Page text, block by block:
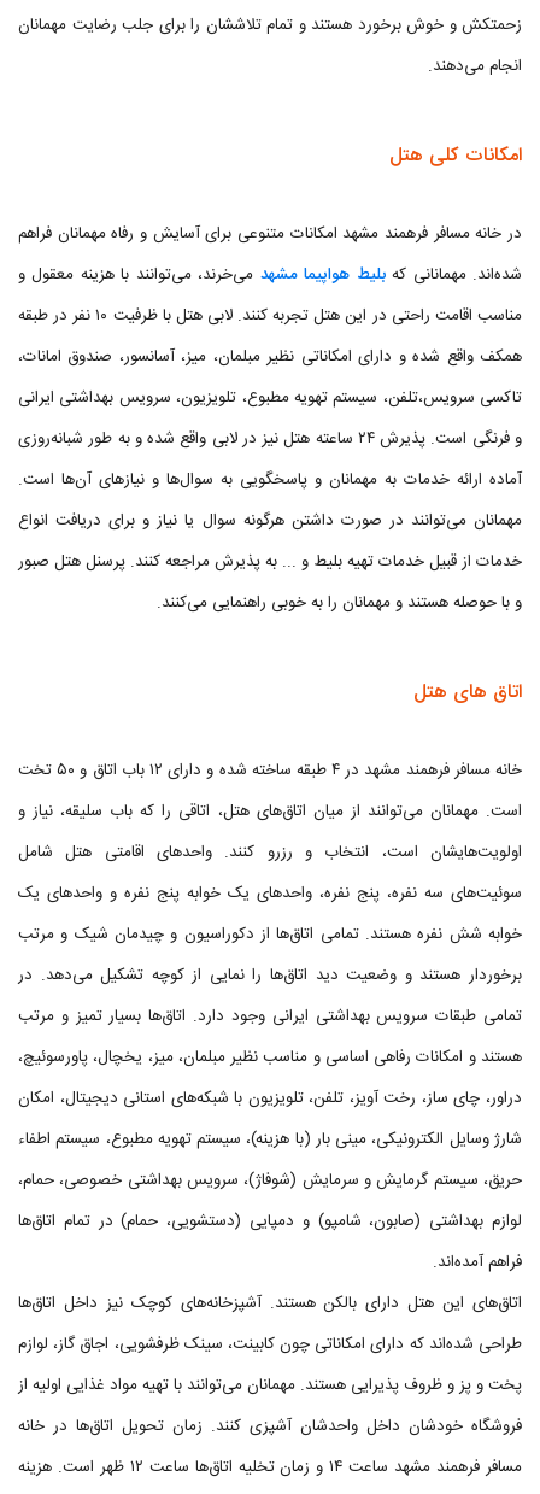
زحمتکش و خوش برخورد هستند و تمام تلاششان را برای جلب رضایت مهمانان
انجام می‌دهند.
امکانات کلی هتل
در خانه مسافر فرهمند مشهد امکانات متنوعی برای آسایش و رفاه مهمانان فراهم
شده‌اند. مهمانانی کهبلیط هواپیما مشهد می‌خرند، می‌توانند با هزینه معقول و
مناسب اقامت راحتی در این هتل تجربه کنند. لابی هتل با ظرفیت ۱۰ نفر در طبقه
همکف واقع شده و دارای امکاناتی نظیر مبلمان، میز، آسانسور، صندوق امانات،
تاکسی سرویس،تلفن، سیستم تهویه مطبوع، تلویزیون، سرویس بهداشتی ایرانی
و فرنگی است. پذیرش ۲۴ ساعته هتل نیز در لابی واقع شده و به طور شبانه‌روزی
آماده ارائه خدمات به مهمانان و پاسخگویی به سوال‌ها و نیازهای آن‌ها است.
مهمانان می‌توانند در صورت داشتن هرگونه سوال یا نیاز و برای دریافت انواع
خدمات از قبیل خدمات تهیه بلیط و ... به پذیرش مراجعه کنند. پرسنل هتل صبور
و با حوصله هستند و مهمانان را به خوبی راهنمایی می‌کنند.
اتاق های هتل
خانه مسافر فرهمند مشهد در ۴ طبقه ساخته شده و دارای ۱۲ باب اتاق و ۵۰ تخت
است. مهمانان می‌توانند از میان اتاق‌های هتل، اتاقی را که باب سلیقه، نیاز و
اولویت‌هایشان است، انتخاب و رزرو کنند. واحدهای اقامتی هتل شامل
سوئیت‌های سه نفره، پنج نفره، واحدهای یک خوابه پنج نفره و واحدهای یک
خوابه شش نفره هستند. تمامی اتاق‌ها از دکوراسیون و چیدمان شیک و مرتب
برخوردار هستند و وضعیت دید اتاق‌ها را نمایی از کوچه تشکیل می‌دهد. در
تمامی طبقات سرویس بهداشتی ایرانی وجود دارد. اتاق‌ها بسیار تمیز و مرتب
هستند و امکانات رفاهی اساسی و مناسب نظیر مبلمان، میز، یخچال، پاورسوئیچ،
دراور، چای ساز، رخت آویز، تلفن، تلویزیون با شبکه‌های استانی دیجیتال، امکان
شارژ وسایل الکترونیکی، مینی بار (با هزینه)، سیستم تهویه مطبوع، سیستم اطفاء
حریق، سیستم گرمایش و سرمایش (شوفاژ)، سرویس بهداشتی خصوصی، حمام،
لوازم بهداشتی (صابون، شامپو) و دمپایی (دستشویی، حمام) در تمام اتاق‌ها
فراهم آمده‌اند.
اتاق‌های این هتل دارای بالکن هستند. آشپزخانه‌های کوچک نیز داخل اتاق‌ها
طراحی شده‌اند که دارای امکاناتی چون کابینت، سینک ظرفشویی، اجاق گاز، لوازم
پخت و پز و ظروف پذیرایی هستند. مهمانان می‌توانند با تهیه مواد غذایی اولیه از
فروشگاه خودشان داخل واحدشان آشپزی کنند. زمان تحویل اتاق‌ها در خانه
مسافر فرهمند مشهد ساعت ۱۴ و زمان تخلیه اتاق‌ها ساعت ۱۲ ظهر است. هزینه